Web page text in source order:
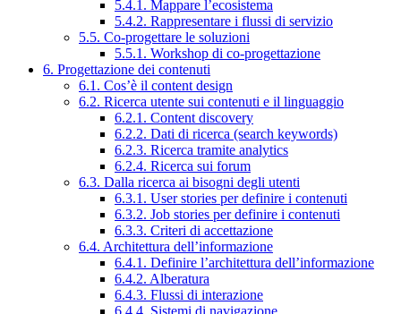
5.4.1. Mappare l’ecosistema
5.4.2. Rappresentare i flussi di servizio
5.5. Co-progettare le soluzioni
5.5.1. Workshop di co-progettazione
6. Progettazione dei contenuti
6.1. Cos’è il content design
6.2. Ricerca utente sui contenuti e il linguaggio
6.2.1. Content discovery
6.2.2. Dati di ricerca (search keywords)
6.2.3. Ricerca tramite analytics
6.2.4. Ricerca sui forum
6.3. Dalla ricerca ai bisogni degli utenti
6.3.1. User stories per definire i contenuti
6.3.2. Job stories per definire i contenuti
6.3.3. Criteri di accettazione
6.4. Architettura dell’informazione
6.4.1. Definire l’architettura dell’informazione
6.4.2. Alberatura
6.4.3. Flussi di interazione
6.4.4. Sistemi di navigazione